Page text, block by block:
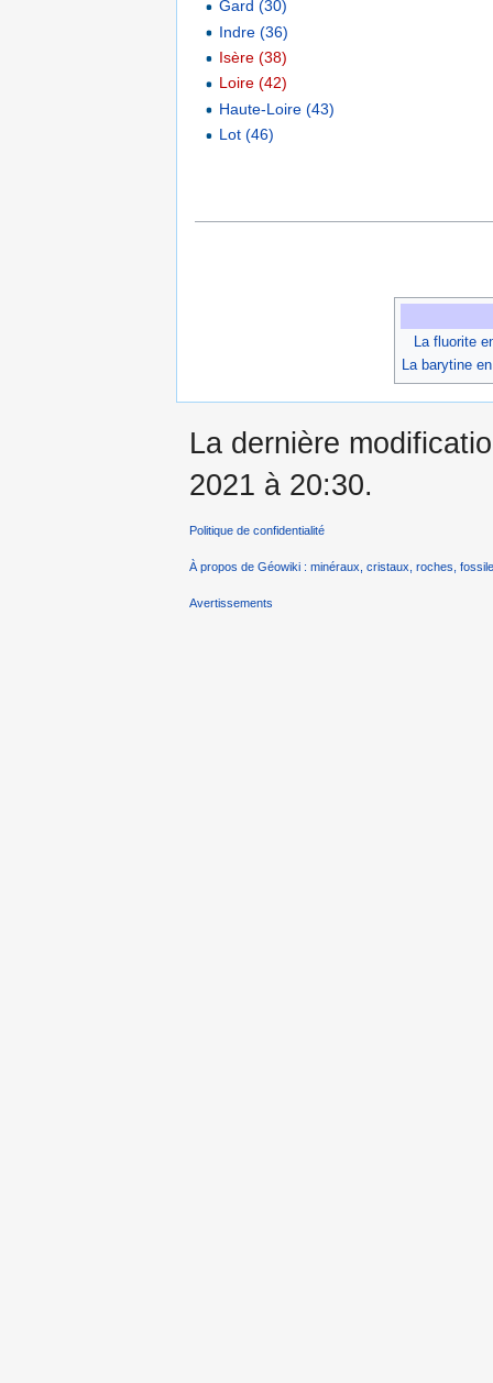
Gard (30)
Indre (36)
Isère (38)
Loire (42)
Haute-Loire (43)
Lot (46)
La fluorite
La barytine
La dernière
2021 à 20:30.
Politique de confidentialité
À propos de Géowiki : minéraux, cristaux, roches,
Avertissements